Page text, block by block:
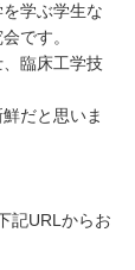
学ぶ学生な
です。
臨床工学技
だと思いま
記URLからお